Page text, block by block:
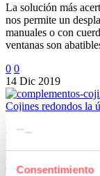
Consentimiento
La solución más
nos permite un
manuales o con
ventanas son
0 0
14 Dic 2019
Cojines redondos la
Los cojines son el
personalidad con el
renovado en
cuadrantes.